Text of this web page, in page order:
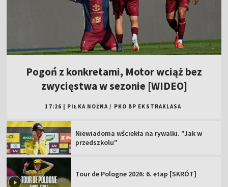
Pogoń z konkretami, Motor wciąż bez
zwycięstwa w sezonie [WIDEO]
17:26 PIŁKA NOŻNA / PKO BP EKSTRAKLASA
Niewiadoma wściekła na rywalki. "Jak w
przedszkolu"
Tour de Pologne 2026: 6. etap [SKRÓT]